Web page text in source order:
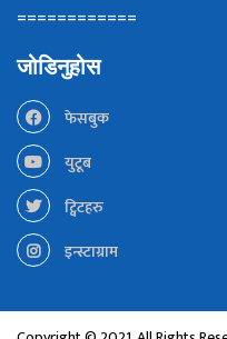
============
जोडिनुहोस
फेसबुक
युटूब
ट्विटहरु
इन्स्टाग्राम